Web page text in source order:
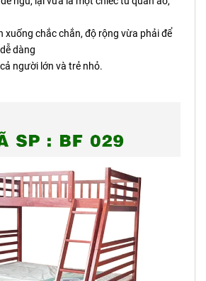
xuống chắc chắn, độ rộng vừa phải để
dàng
người lớn và trẻ nhỏ.